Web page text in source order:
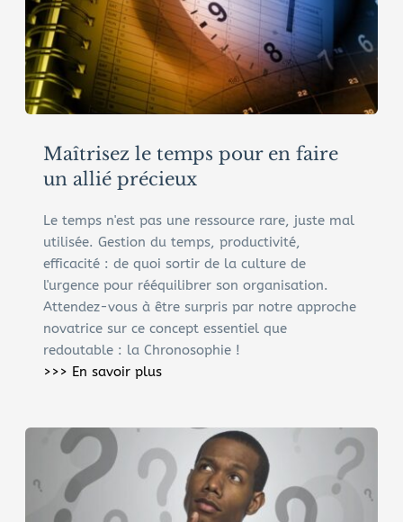
Maîtrisez le temps pour en faire
un allié précieux
Le temps n'est pas une ressource rare, juste mal
utilisée. Gestion du temps, productivité,
efficacité : de quoi sortir de la culture de
l'urgence pour rééquilibrer son organisation.
Attendez-vous à être surpris par notre approche
novatrice sur ce concept essentiel que
redoutable : la Chronosophie !
>>> En savoir plus